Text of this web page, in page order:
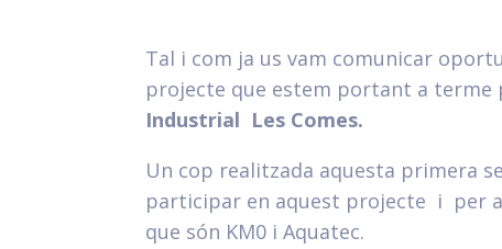
Tal i com ja us vam comunicar
projecte que estem portant a terme
Industrial Les Comes.
Un cop realitzada aquesta primera
participar en aquest projecte i per
que són KM0 i Aquatec.